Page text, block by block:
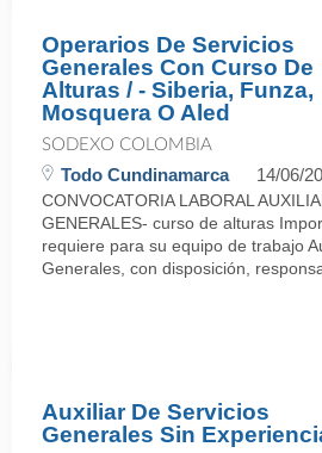
Operarios De Servicios
Generales Con Curso De
Alturas / - Siberia, Funza,
Mosquera O Aled
SODEXO COLOMBIA
Todo Cundinamarca 14/06/
CONVOCATORIA LABORAL
GENERALES- curso de alturas
requiere para su equipo de trabajo
Generales, con disposición,
Auxiliar De Servicios
Generales Sin